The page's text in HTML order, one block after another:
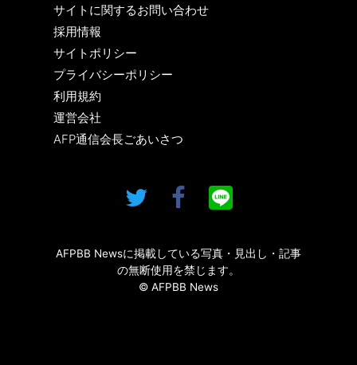
サイトに関するお問い合わせ
採用情報
サイトポリシー
プライバシーポリシー
利用規約
運営会社
AFP通信会長ごあいさつ
AFPBB Newsに掲載している写真・見出し・記事
の無断使用を禁じます。
© AFPBB News